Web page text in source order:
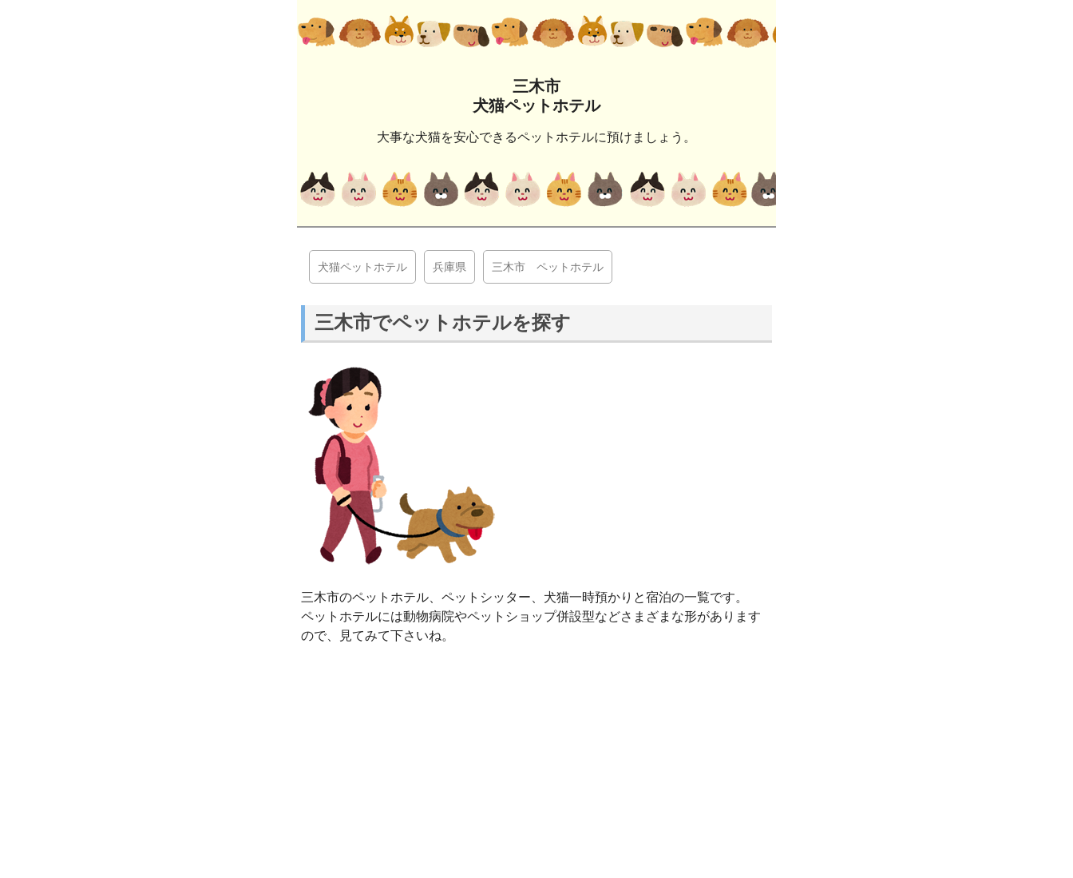
三木市
犬猫ペットホテル
大事な犬猫を安心できるペットホテルに預けましょう。
犬猫ペットホテル 兵庫県 三木市 ペットホテル
三木市でペットホテルを探す
三木市のペットホテル、ペットシッター、犬猫一時預かりと宿泊の一覧です。
ペットホテルには動物病院やペットショップ併設型などさまざまな形があります
ので、見てみて下さいね。